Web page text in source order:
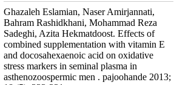
Ghazaleh Eslamian, Naser Amirjannati,
Bahram Rashidkhani, Mohammad Reza
Sadeghi, Azita Hekmatdoost. Effects of
combined supplementation with vitamin E
and docosahexaenoic acid on oxidative
stress markers in seminal plasma in
asthenozoospermic men . pajoohande 2013;